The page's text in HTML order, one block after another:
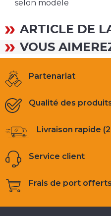
selon modèle
ARTICLE DE
VOUS
Partenariat
Qualité des
Livraison rapide
Service client
Frais de port